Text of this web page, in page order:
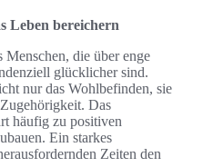
Leben bereichern
Menschen, die über enge
glücklicher sind.
nur das Wohlbefinden, sie
Das
häufig zu positiven
Ein starkes
Zeiten den